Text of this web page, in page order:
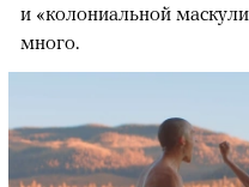
и «колониальной
много.